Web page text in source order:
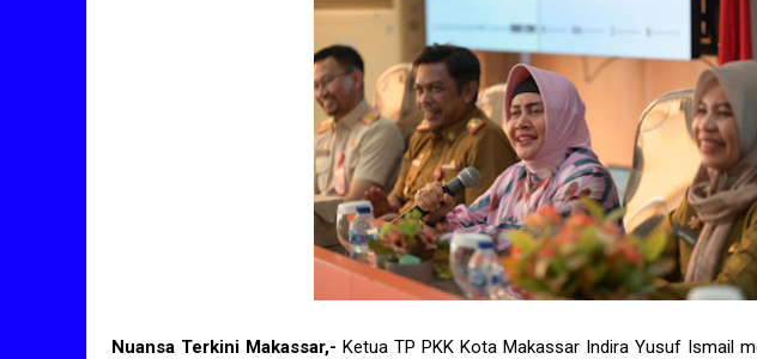
Nuansa Terkini Makassar,- Ketua TP PKK Kota Makassar Indira Yusuf Ismail